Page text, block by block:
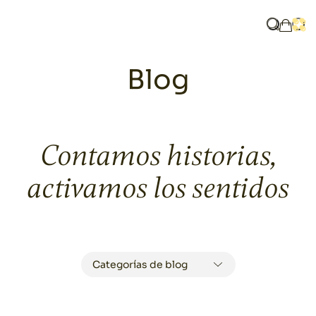
¿Qué
Mi
Blog
Contamos historias,
activamos los sentidos
Categorías de blog
JULIO Y AGOSTO SON